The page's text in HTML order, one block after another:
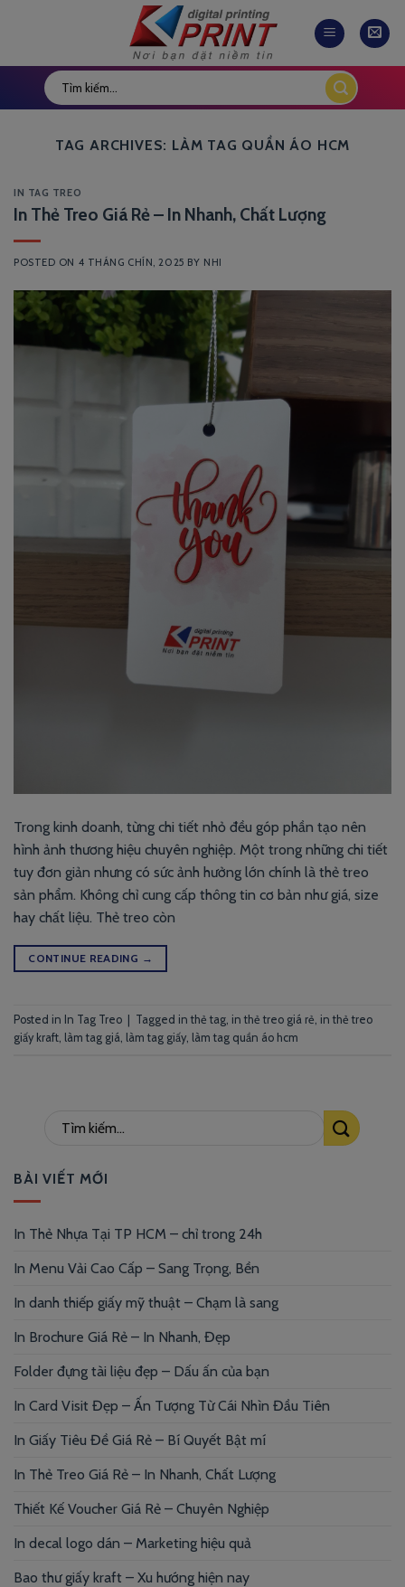
TAG ARCHIVES: LÀM TAG QUẦN ÁO HCM
IN TAG TREO
In Thẻ Treo Giá Rẻ – In Nhanh, Chất Lượng
POSTED ON 4 THÁNG CHÍN, 2025 BY NHI
Trong kinh doanh, từng chi tiết nhỏ đều góp phần tạo nên
hình ảnh thương hiệu chuyên nghiệp. Một trong những chi tiết
tuy đơn giản nhưng có sức ảnh hưởng lớn chính là thẻ treo
sản phẩm. Không chỉ cung cấp thông tin cơ bản như giá, size
hay chất liệu. Thẻ treo còn
CONTINUE READING →
Posted in In Tag Treo Tagged in thẻ tag, in thẻ treo giá rẻ, in thẻ treo
giấy kraft, làm tag giá, làm tag giấy, làm tag quần áo hcm
BÀI VIẾT MỚI
In Thẻ Nhựa Tại TP HCM – chỉ trong 24h
In Menu Vải Cao Cấp – Sang Trọng, Bền
In danh thiếp giấy mỹ thuật – Chạm là sang
In Brochure Giá Rẻ – In Nhanh, Đẹp
Folder đựng tài liệu đẹp – Dấu ấn của bạn
In Card Visit Đẹp – Ấn Tượng Từ Cái Nhìn Đầu Tiên
In Giấy Tiêu Đề Giá Rẻ – Bí Quyết Bật mí
In Thẻ Treo Giá Rẻ – In Nhanh, Chất Lượng
Thiết Kế Voucher Giá Rẻ – Chuyên Nghiệp
In decal logo dán – Marketing hiệu quả
Bao thư giấy kraft – Xu hướng hiện nay